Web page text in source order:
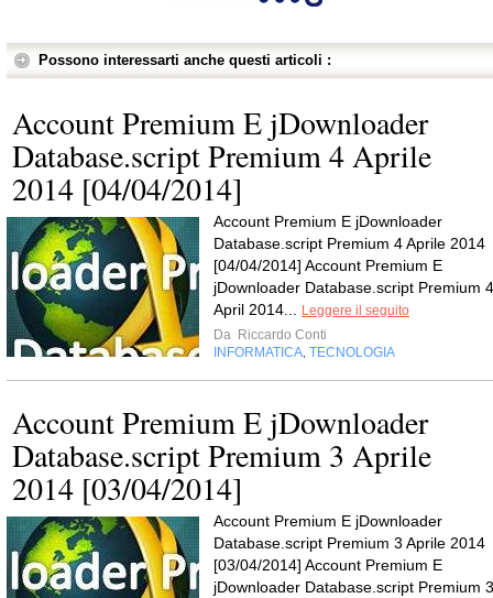
Possono interessarti anche questi articoli :
Account Premium E jDownloader
Database.script Premium 4 Aprile
2014 [04/04/2014]
Account Premium E jDownloader
Database.script Premium 4 Aprile 2014
[04/04/2014] Account Premium E
jDownloader Database.script Premium 4
April 2014... Leggere il seguito
Da Riccardo Conti
INFORMATICA, TECNOLOGIA
Account Premium E jDownloader
Database.script Premium 3 Aprile
2014 [03/04/2014]
Account Premium E jDownloader
Database.script Premium 3 Aprile 2014
[03/04/2014] Account Premium E
jDownloader Database.script Premium 3